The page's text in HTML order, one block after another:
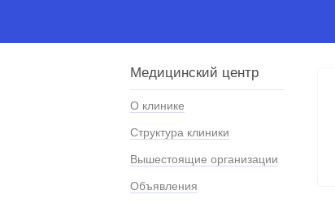
Медицинский центр
О клинике
Структура клиники
Вышестоящие организации
Объявления